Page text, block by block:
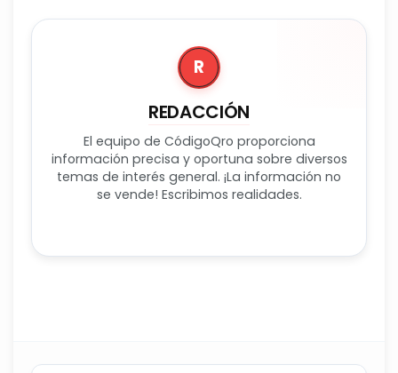
R
REDACCIÓN
El equipo de CódigoQro proporciona
información precisa y oportuna sobre diversos
temas de interés general. ¡La información no
se vende! Escribimos realidades.